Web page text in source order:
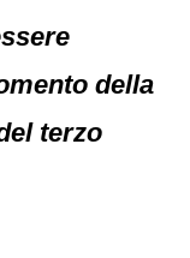
della
terzo